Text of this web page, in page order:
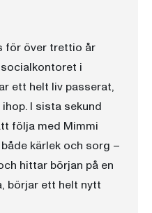
för över trettio år
i
ett helt liv passerat,
I sista sekund
följa med Mimmi
kärlek och sorg –
hittar början på en
börjar ett helt nytt